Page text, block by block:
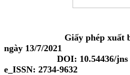
Giấy phép xuất bản:
ngày 13/7/2021
DOI: 10.54436/jns -
e_ISSN: 2734-9632